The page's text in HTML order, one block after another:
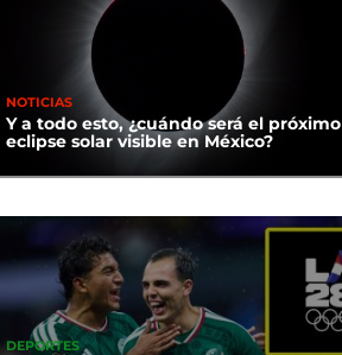
NOTICIAS
Y a todo esto, ¿cuándo será el próximo
eclipse solar visible en México?
DEPORTES